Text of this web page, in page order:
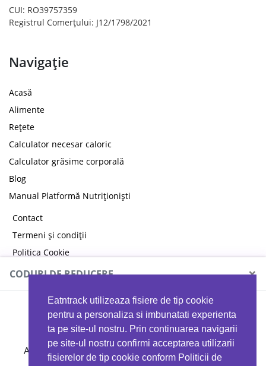
Eatntrack utilizeaza fisiere de tip cookie
pentru a personaliza si imbunatati experienta
ta pe site-ul nostru. Prin continuarea navigarii
pe site-ul nostru confirmi acceptarea utilizarii
fisierelor de tip cookie conform Politicii de
CUI: RO39757359
Registrul Comerțului: J12/1798/2021
Navigație
Acasă
Alimente
Rețete
Calculator necesar caloric
Calculator grăsime corporală
Blog
Manual Platformă Nutriționiști
Contact
Termeni și condiții
Politica Cookie
Politica de confidențialitate
CODURI DE REDUCERE ×
MYPROTEIN
Ai 40%reducere la orice comandă folosind codul